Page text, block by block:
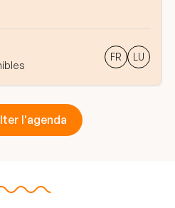
FR LU
l'agenda